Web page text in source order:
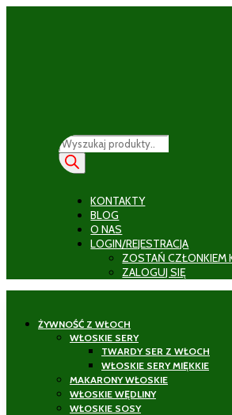
Wyszukiwarka
produktów
KONTAKTY
BLOG
O NAS
LOGIN/REJESTRACJA
ZOSTAŃ CZŁONKIEM
ZALOGUJ SIĘ
ŻYWNOŚĆ Z WŁOCH
WŁOSKIE SERY
TWARDY SER Z WŁOCH
WŁOSKIE SERY MIĘKKIE
MAKARONY WŁOSKIE
WŁOSKIE WĘDLINY
WŁOSKIE SOSY